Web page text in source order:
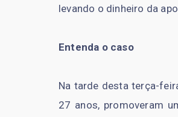
levando o dinheiro da
Entenda o caso
Na tarde desta terça-
27 anos, promoveram